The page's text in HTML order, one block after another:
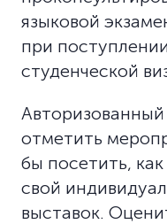
языковой
при
студенческой
отметить
бы посетить,
свой
выставок.